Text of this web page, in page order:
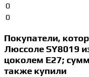
0
0
Покупатели,
Люссоле SY8019
цоколем E27;
также купили